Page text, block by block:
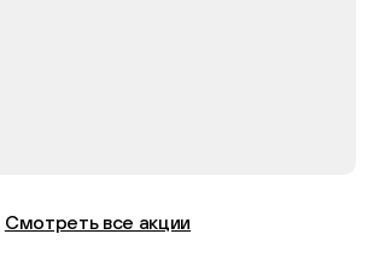
Смотреть все акции